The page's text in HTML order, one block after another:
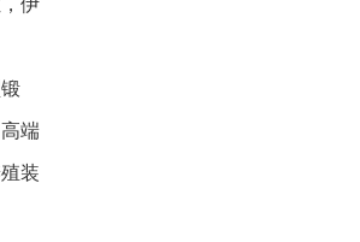
伊
端
装